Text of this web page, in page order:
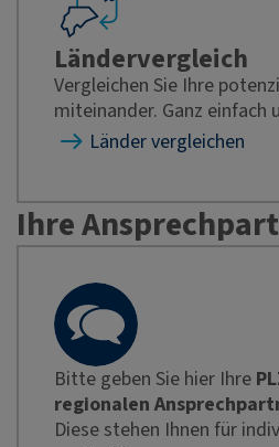
Ländervergleich
Vergleichen Sie Ihre
miteinander. Ganz einfach
Länder vergleichen
Ihre
Bitte geben Sie hier Ihre
regionalen
Diese stehen Ihnen für